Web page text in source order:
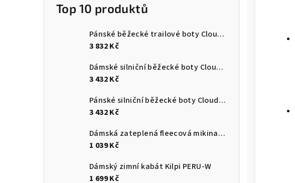
Top 10 produktů
Pánské běžecké trailové boty Cloudultra 3
3 832 Kč
Dámské silniční běžecké boty Cloudswift 4
3 432 Kč
Pánské silniční běžecké boty Cloudsurfer Max
3 432 Kč
Dámská zateplená fleecová mikina s kapucí Kilpi NEVIA-W
1 039 Kč
Dámský zimní kabát Kilpi PERU-W
1 699 Kč